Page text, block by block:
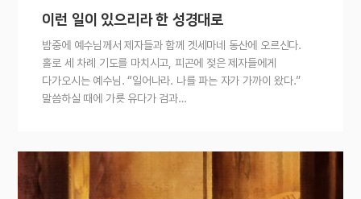
이런 일이 있으리라 한 성경대로
밤중에 예수님께서 제자들과 함께 겟세마네 동산에 오르신다.
홀로 세 차례 기도를 마치시고, 피곤에 젖은 제자들에게
다가오시는 예수님. “일어나라. 나를 파는 자가 가까이 왔다.”
말씀하실 때에 가룟 유다가 검과…